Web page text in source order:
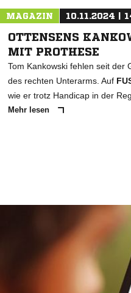
MAGAZIN 10.11.2024 |
OTTENSENS
MIT PROTHESE
Tom Kankowski fehlen seit der
des rechten Unterarms. Auf
wie er trotz Handicap in der
Mehr lesen